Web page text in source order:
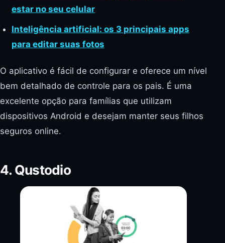
estar no seu celular
Inteligência artificial: os 3 principais apps
para editar suas fotos
O aplicativo é fácil de configurar e oferece um nível
bem detalhado de controle para os pais. É uma
excelente opção para famílias que utilizam
dispositivos Android e desejam manter seus filhos
seguros online.
4. Qustodio